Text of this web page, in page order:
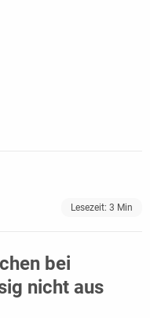
Lesezeit: 3 Min
bei
nicht aus